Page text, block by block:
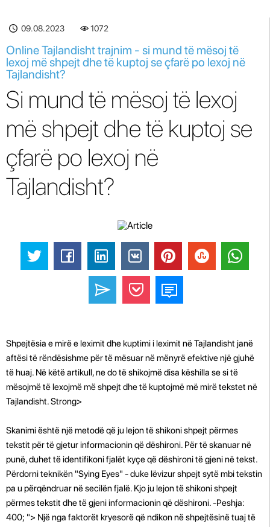
09.08.2023 1072
Online Tajlandisht trajnim - si mund të mësoj të
lexoj më shpejt dhe të kuptoj se çfarë po lexoj në
Tajlandisht?
Si mund të mësoj të lexoj
më shpejt dhe të kuptoj se
çfarë po lexoj në
Tajlandisht?
Shpejtësia e mirë e leximit dhe kuptimi i leximit në Tajlandisht janë
aftësi të rëndësishme për të mësuar në mënyrë efektive një gjuhë
të huaj. Në këtë artikull, ne do të shikojmë disa këshilla se si të
mësojmë të lexojmë më shpejt dhe të kuptojmë më mirë tekstet në
Tajlandisht. Strong>
Skanimi është një metodë që ju lejon të shikoni shpejt përmes
tekstit për të gjetur informacionin që dëshironi. Për të skanuar në
punë, duhet të identifikoni fjalët kyçe që dëshironi të gjeni në tekst.
Përdorni teknikën "Sying Eyes" - duke lëvizur shpejt sytë mbi tekstin
pa u përqëndruar në secilën fjalë. Kjo ju lejon të shikoni shpejt
përmes tekstit dhe të gjeni informacionin që dëshironi. -Peshja:
400; "> Një nga faktorët kryesorë që ndikon në shpejtësinë tuaj të